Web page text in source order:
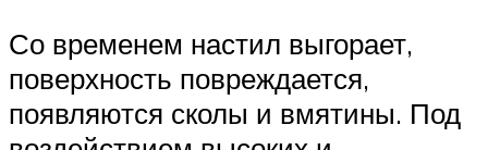
Со временем настил выгорает,
поверхность повреждается,
появляются сколы и вмятины. Под